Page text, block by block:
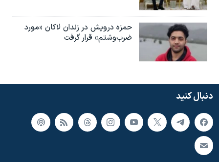
حمزه درویش در زندان لاکان «مورد
ضرب‌وشتم» قرار گرفت
دنبال کنید